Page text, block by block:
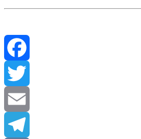
Facebook
Twitter
Email